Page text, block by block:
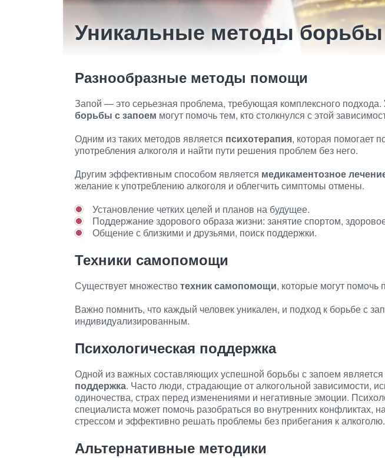
Уникальные методы борьбы
Разнообразные методы помощи
Запой — это серьезная проблема, требующая комплексного подхода.
борьбы с запоем могут помочь тем, кто столкнулся с этой
Одним из таких методов является психотерапия, которая помогает
употребления алкоголя и найти пути решения проблем без него.
Другим эффективным способом является медикаментозное
желание к употреблению алкоголя и облегчить симптомы отмены.
Установление четких целей и планов на будущее.
Поддержание здорового образа жизни: занятие спортом,
Общение с близкими и друзьями, поиск поддержки.
Техники самопомощи
Существует множествотехник самопомощи, которые могут помочь
Важно помнить, что каждый человек уникален, и подход к борьбе с
индивидуализированным.
Психологическая поддержка
Одной из важных составляющих успешной борьбы с запоем является
поддержка. Часто люди, страдающие от алкогольной зависимости,
одиночества, страх перед изменениями и негативные эмоции.
специалиста может помочь разобраться во внутренних конфликтах,
стрессом и эффективно решать проблемы без прибегания к алкоголю.
Альтернативные методики